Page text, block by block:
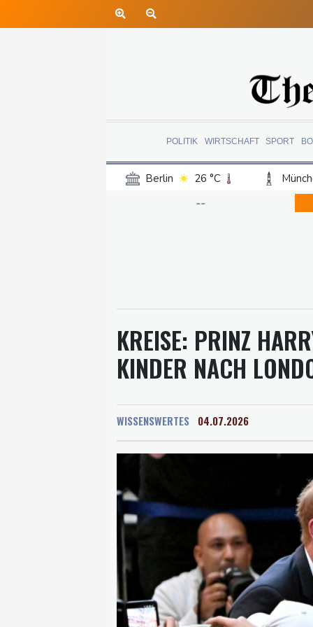
POLITIK WIRTSCHAFT SPORT
Berlin 26 °C
Frankfurt am Main
--
KREISE: PRINZ
KINDER NACH
WISSENSWERTES 04.07.2026